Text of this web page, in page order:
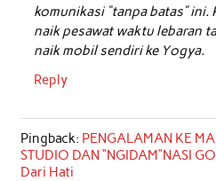
komunikasi “tanpa batas” ini.
naik pesawat waktu lebaran
naik mobil sendiri ke Yogya.
Reply
Pingback: PENGALAMAN KE
STUDIO DAN “NGIDAM”NASI
Dari Hati